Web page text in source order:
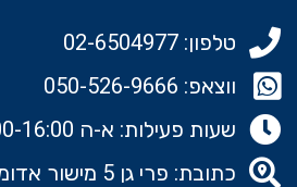
טלפון: 02-6504977
ווצאפ: 050-526-9666‬
שעות פעילות: א-ה 09:00-16:00
כתובת: פרי גן 5 מישור אדומים